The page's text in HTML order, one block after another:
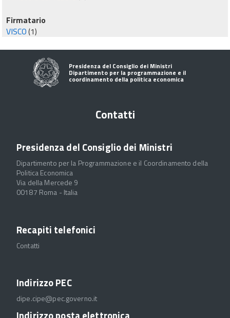
Firmatario
VISCO(1)
Presidenza del Consiglio dei Ministri
Dipartimento per la programmazione e il
coordinamento della politica economica
Contatti
Presidenza del Consiglio dei Ministri
Dipartimento per la Programmazione e il Coordinamento della
Politica Economica
Via della Mercede 9
00187 Roma - Italia
Recapiti telefonici
Contatti
Indirizzo PEC
dipe.cipe@pec.governo.it